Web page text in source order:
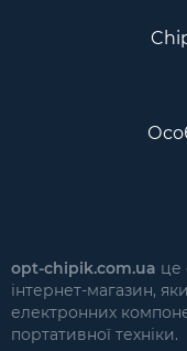
opt-chipik.com.ua це
інтернет-магазин,
електронних
портативної техніки.